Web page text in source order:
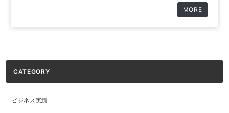
MORE
CATEGORY
ビジネス実績